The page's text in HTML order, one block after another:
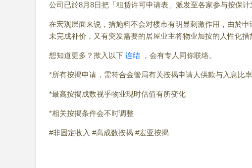
公司已於8月8日把「租赁许可申请表」派发至各家参与按保
在宏观层面来说，措施料不会对楼市有明显刺激作用，由於
未完成补价，又有突发需要的居屋业主将物业加按的人性化措
想知道更多？揿入以下 连结 ，会有专人同你联络。
*所有按揭申请，需符合金管局有关按揭申请人供款与入息比
*最高按揭成数视乎物业现时估值有所变化
*相关按揭条件会不时调整
#非固定收入 #高成数按揭 #宏亚按揭